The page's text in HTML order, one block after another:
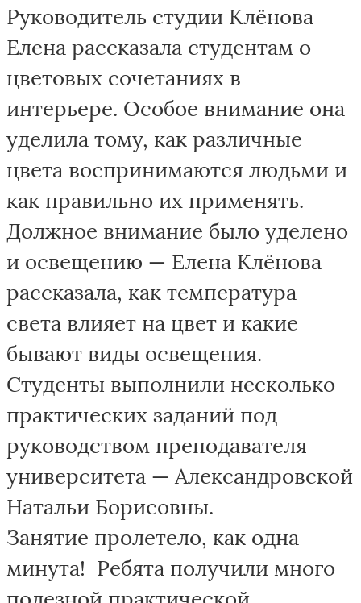
Руководитель студии Клёнова
Елена рассказала студентам о
цветовых сочетаниях в
интерьере. Особое внимание она
уделила тому, как различные
цвета воспринимаются людьми и
как правильно их применять.
Должное внимание было уделено
и освещению — Елена Клёнова
рассказала, как температура
света влияет на цвет и какие
бывают виды освещения.
Студенты выполнили несколько
практических заданий под
руководством преподавателя
университета — Александровской
Натальи Борисовны.
Занятие пролетело, как одна
минута! Ребята получили много